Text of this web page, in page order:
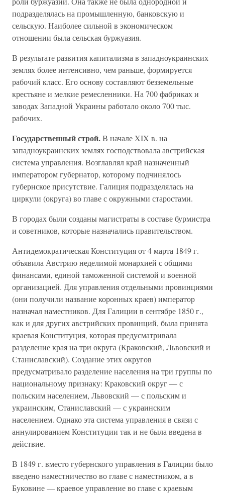
подразделялась на промышленную, банковскую и
сельскую. Наиболее сильной в экономическом
отношении была сельская буржуазия.
В результате развития капитализма в западноукраинских
землях более интенсивно, чем раньше, формируется
рабочий класс. Его основу составляют безземельные
крестьяне и мелкие ремесленники. На 700 фабриках и
заводах Западной Украины работало около 700 тыс.
рабочих.
Государственный строй.В начале XIX в. на
западноукраинских землях господствовала австрийская
система управления. Возглавлял край назначенный
императором губернатор, которому подчинялось
губернское присутствие. Галиция подразделялась на
циркули (округа) во главе с окружными старостами.
В городах были созданы магистраты в составе бурмистра
и советников, которые назначались правительством.
Антидемократическая Конституция от 4 марта 1849 г.
объявила Австрию неделимой монархией с общими
финансами, единой таможенной системой и военной
организацией. Для управления отдельными провинциями
(они получили название коронных краев) император
назначал наместников. Для Галиции в сентябре 1850 г.,
как и для других австрийских провинций, была принята
краевая Конституция, которая предусматривала
разделение края на три округа (Краковский, Львовский и
Станиславский). Создание этих округов
предусматривало разделение населения на три группы по
национальному признаку: Краковский округ — с
польским населением, Львовский — с польским и
украинским, Станиславский — с украинским
населением. Однако эта система управления в связи с
аннулированием Конституции так и не была введена в
действие.
В 1849 г. вместо губернского управления в Галиции было
введено наместничество во главе с наместником, а в
Буковине — краевое управление во главе с краевым